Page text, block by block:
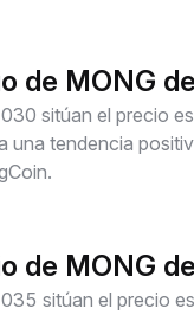
de MONG
sitúan el precio
una tendencia
de MONG
sitúan el precio